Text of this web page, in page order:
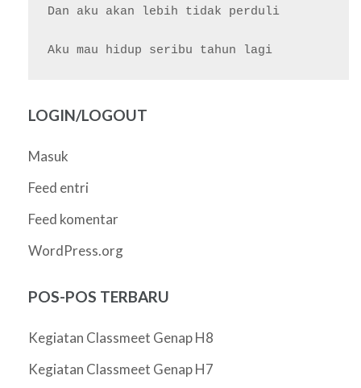
Dan aku akan lebih tidak perduli
LOGIN/LOGOUT
Masuk
Feed entri
Feed komentar
WordPress.org
POS-POS TERBARU
Kegiatan Classmeet Genap H8
Kegiatan Classmeet Genap H7